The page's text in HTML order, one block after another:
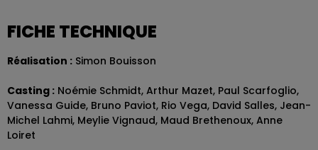
FICHE TECHNIQUE
Réalisation : Simon Bouisson
Casting : Noémie Schmidt, Arthur Mazet, Paul Scarfoglio,
Vanessa Guide, Bruno Paviot, Rio Vega, David Salles, Jean-
Michel Lahmi, Meylie Vignaud, Maud Brethenoux, Anne
Loiret